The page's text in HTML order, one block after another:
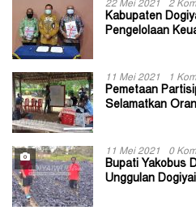
22 Mei 2021 2
Kabupaten
Pengelolaan
11 Mei 2021 1
Pemetaan
Selamatkan
11 Mei 2021 0
Bupati Yakobus
Unggulan Dogiyai